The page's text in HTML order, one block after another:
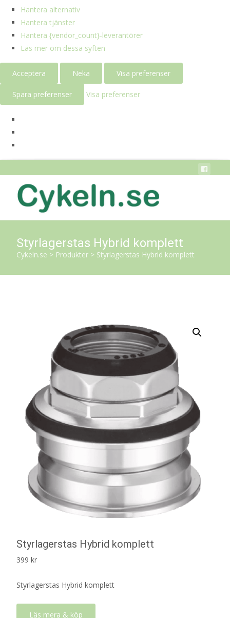
Hantera alternativ
Hantera tjänster
Hantera {vendor_count}-leverantörer
Läs mer om dessa syften
Acceptera Neka Visa preferenser
Spara preferenser Visa preferenser
Styrlagerstas Hybrid komplett
Cykeln.se > Produkter > Styrlagerstas Hybrid komplett
Styrlagerstas Hybrid komplett
399 kr
Styrlagerstas Hybrid komplett
Läs mera & köp